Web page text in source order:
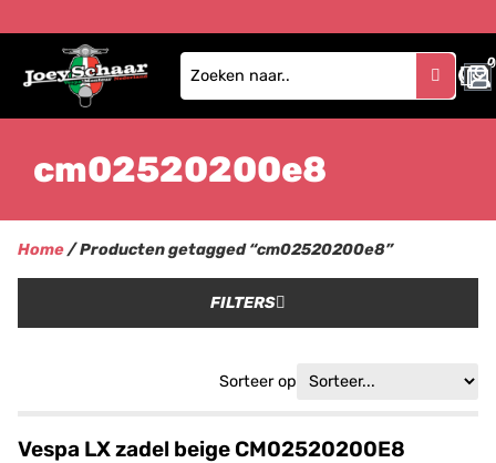
0
0
cm02520200e8
Home/ Producten getagged “cm02520200e8”
FILTERS
Sorteer op
Vespa LX zadel beige CM02520200E8